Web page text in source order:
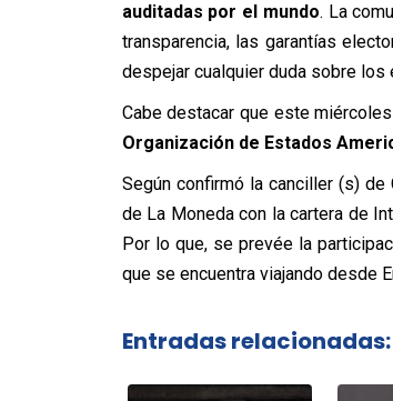
auditadas por el mundo. La
transparencia, las garantías
despejar cualquier duda sobre los
Cabe destacar que este
Organización de Estados
Según confirmó la canciller (s) de
de La Moneda con la cartera de
Por lo que, se prevée la
que se encuentra viajando desde
Entradas relacionadas: